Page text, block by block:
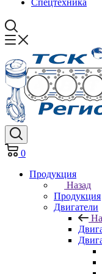
Спецтехника
0
Продукция
Назад
Продукция
Двигатели